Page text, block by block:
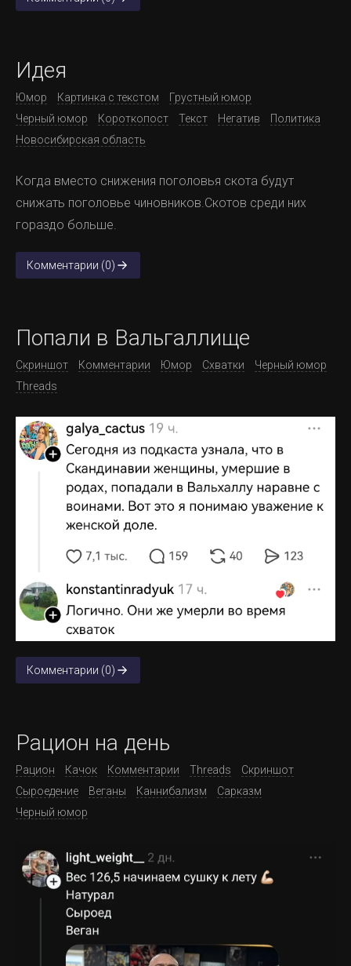
Идея
Юмор Картинка с текстом
Грустный юмор
Черный юмор
Короткопост Текст Негатив
Политика
Новосибирская область
Когда вместо снижения поголовья скота будут
снижать поголовье чиновников.Скотов среди них
гораздо больше.
Комментарии (0)
Попали в Вальгаллище
Скриншот Комментарии Юмор Схватки
Черный юмор
Threads
Комментарии (0)
Рацион на день
Рацион Качок Комментарии Threads
Скриншот
Сыроедение
Веганы Каннибализм
Сарказм
Черный юмор